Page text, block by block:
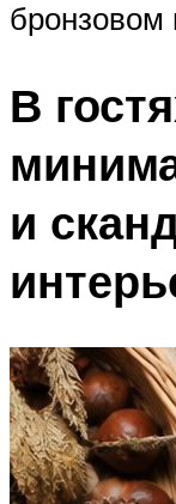
бронзовом
В
и